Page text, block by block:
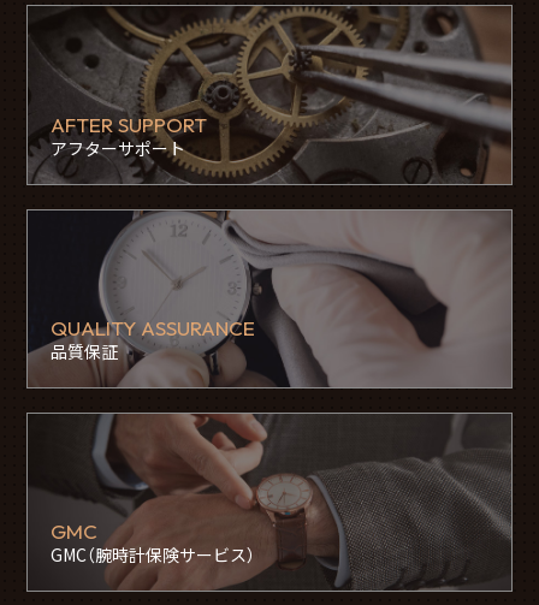
AFTER SUPPORT
アフターサポート
QUALITY ASSURANCE
品質保証
GMC
GMC（腕時計保険サービス）